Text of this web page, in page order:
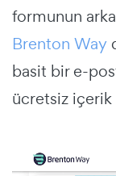
formunun
Brenton Way
basit bir e-
ücretsiz içerik